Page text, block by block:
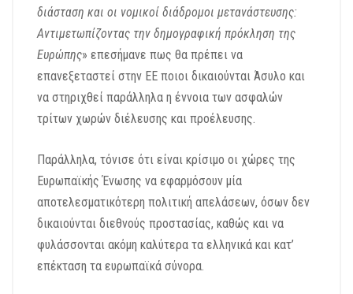
διάσταση και οι νομικοί διάδρομοι μετανάστευσης:
Αντιμετωπίζοντας την δημογραφική πρόκληση της
Ευρώπης» επεσήμανε πως θα πρέπει να
επανεξεταστεί στην ΕΕ ποιοι δικαιούνται Άσυλο και
να στηριχθεί παράλληλα η έννοια των ασφαλών
τρίτων χωρών διέλευσης και προέλευσης.
Παράλληλα, τόνισε ότι είναι κρίσιμο οι χώρες της
Ευρωπαϊκής Ένωσης να εφαρμόσουν μία
αποτελεσματικότερη πολιτική απελάσεων, όσων δεν
δικαιούνται διεθνούς προστασίας, καθώς και να
φυλάσσονται ακόμη καλύτερα τα ελληνικά και κατ’
επέκταση τα ευρωπαϊκά σύνορα.